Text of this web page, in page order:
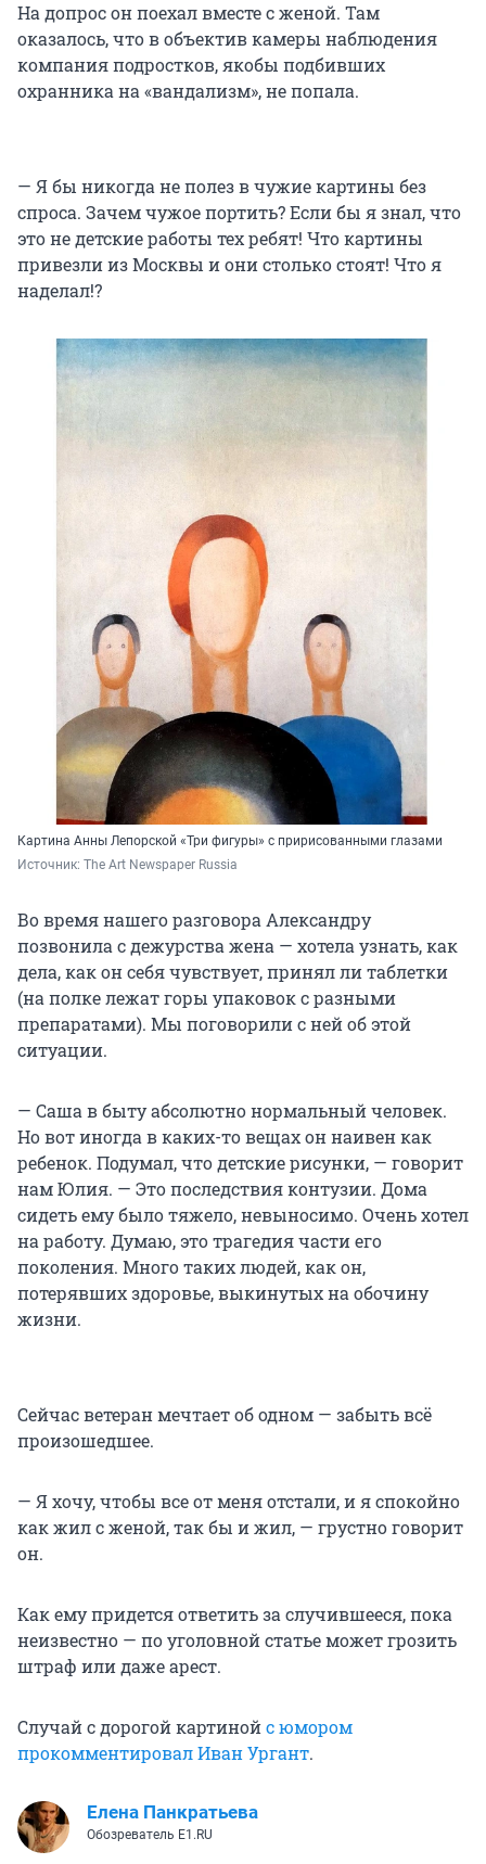
На допрос он поехал вместе с женой. Там
оказалось, что в объектив камеры наблюдения
компания подростков, якобы подбивших
охранника на «вандализм», не попала.
— Я бы никогда не полез в чужие картины без
спроса. Зачем чужое портить? Если бы я знал, что
это не детские работы тех ребят! Что картины
привезли из Москвы и они столько стоят! Что я
наделал!?
Картина Анны Лепорской «Три фигуры» с пририсованными глазами
Источник: The Art Newspaper Russia
Во время нашего разговора Александру
позвонила с дежурства жена — хотела узнать, как
дела, как он себя чувствует, принял ли таблетки
(на полке лежат горы упаковок с разными
препаратами). Мы поговорили с ней об этой
ситуации.
— Саша в быту абсолютно нормальный человек.
Но вот иногда в каких-то вещах он наивен как
ребенок. Подумал, что детские рисунки, — говорит
нам Юлия. — Это последствия контузии. Дома
сидеть ему было тяжело, невыносимо. Очень хотел
на работу. Думаю, это трагедия части его
поколения. Много таких людей, как он,
потерявших здоровье, выкинутых на обочину
жизни.
Сейчас ветеран мечтает об одном — забыть всё
произошедшее.
— Я хочу, чтобы все от меня отстали, и я спокойно
как жил с женой, так бы и жил, — грустно говорит
он.
Как ему придется ответить за случившееся, пока
неизвестно — по уголовной статье может грозить
штраф или даже арест.
Случай с дорогой картинойс юмором
прокомментировал Иван Ургант.
Елена Панкратьева
Обозреватель E1.RU